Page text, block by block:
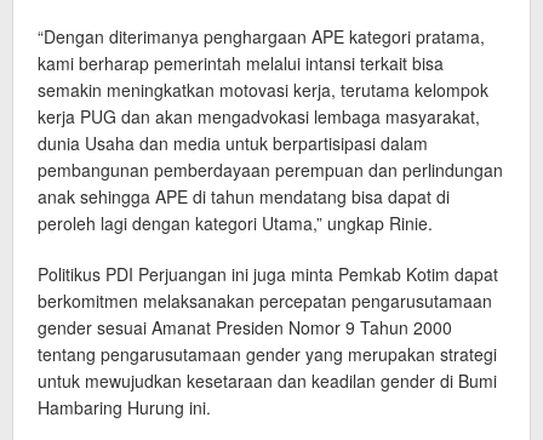
“Dengan diterimanya penghargaan APE kategori pratama,
kami berharap pemerintah melalui intansi terkait bisa
semakin meningkatkan motovasi kerja, terutama kelompok
kerja PUG dan akan mengadvokasi lembaga masyarakat,
dunia Usaha dan media untuk berpartisipasi dalam
pembangunan pemberdayaan perempuan dan perlindungan
anak sehingga APE di tahun mendatang bisa dapat di
peroleh lagi dengan kategori Utama,” ungkap Rinie.
Politikus PDI Perjuangan ini juga minta Pemkab Kotim dapat
berkomitmen melaksanakan percepatan pengarusutamaan
gender sesuai Amanat Presiden Nomor 9 Tahun 2000
tentang pengarusutamaan gender yang merupakan strategi
untuk mewujudkan kesetaraan dan keadilan gender di Bumi
Hambaring Hurung ini.